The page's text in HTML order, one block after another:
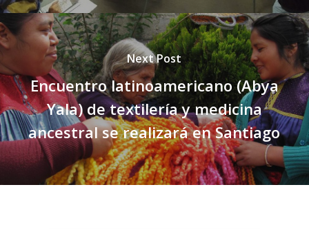
Next Post
Encuentro latinoamericano (Abya
Yala) de textilería y medicina
ancestral se realizará en Santiago